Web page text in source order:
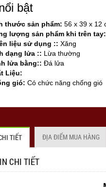
bật
thước sản phẩm: 56 x 39 x 12
lượng sản phẩm khi trên tay:
liệu sử dụng :: Xăng
dạng lửa :: Lừa thường
lửa bằng:: Đá lửa
Liệu:
gió: Có chức năng chống gió
TIẾT ĐỊA ĐIỂM MUA HÀNG
CHI TIẾT